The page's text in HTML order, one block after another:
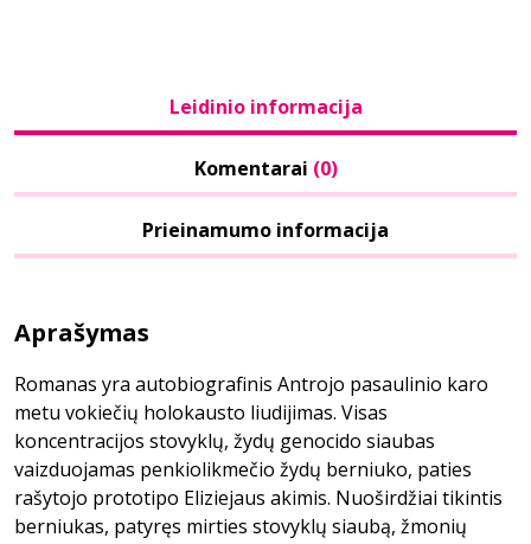
Leidinio informacija
Komentarai (0)
Prieinamumo informacija
Aprašymas
Romanas yra autobiografinis Antrojo pasaulinio karo
metu vokiečių holokausto liudijimas. Visas
koncentracijos stovyklų, žydų genocido siaubas
vaizduojamas penkiolikmečio žydų berniuko, paties
rašytojo prototipo Eliziejaus akimis. Nuoširdžiai tikintis
berniukas, patyręs mirties stovyklų siaubą, žmonių